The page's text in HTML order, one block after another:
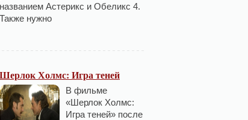
названием Астерикс и Обеликс 4.
Также нужно
Шерлок Холмс: Игра теней
В фильме
«Шерлок Холмс:
Игра теней» после